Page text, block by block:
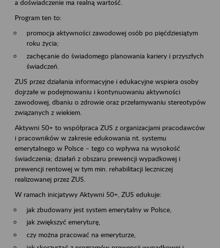
a doświadczenie ma realną wartość.
Program ten to:
promocja aktywności zawodowej osób po pięćdziesiątym
roku życia;
zachęcanie do świadomego planowania kariery i przyszłych
świadczeń.
ZUS przez działania informacyjne i edukacyjne wspiera osoby
dojrzałe w podejmowaniu i kontynuowaniu aktywności
zawodowej, dbaniu o zdrowie oraz przełamywaniu stereotypów
związanych z wiekiem.
Aktywni 50+ to współpraca ZUS z organizacjami pracodawców
i pracowników w zakresie edukowania nt. systemu
emerytalnego w Polsce – tego co wpływa na wysokość
świadczenia; działań z obszaru prewencji wypadkowej i
prewencji rentowej w tym min. rehabilitacji leczniczej
realizowanej przez ZUS.
W ramach inicjatywy Aktywni 50+, ZUS edukuje:
jak zbudowany jest system emerytalny w Polsce,
jak zwiększyć emeryturę,
czy można pracować na emeryturze,